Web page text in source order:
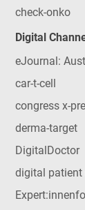
check-onko
Digital
eJournal:
car-t-cell
congress x-
derma-target
DigitalDoctor
digital patient